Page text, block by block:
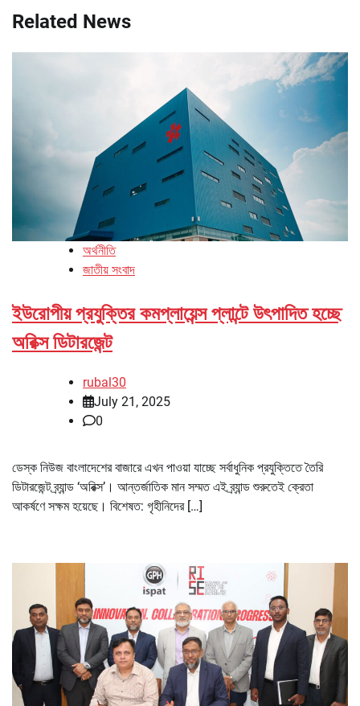
Related News
অর্থনীতি
জাতীয় সংবাদ
ইউরোপীয় প্রযুক্তির কমপ্লায়েন্স প্লান্টে উৎপাদিত হচ্ছে
অরিক্স ডিটারজেন্ট
rubal30
July 21, 2025
0
ডেস্ক নিউজ বাংলাদেশের বাজারে এখন পাওয়া যাচ্ছে সর্বাধুনিক প্রযুক্তিতে তৈরি
ডিটারজেন্ট ব্র্যান্ড ‘অরিক্স’। আন্তর্জাতিক মান সম্মত এই ব্র্যান্ড শুরুতেই ক্রেতা
আকর্ষণে সক্ষম হয়েছে। বিশেষত: গৃহীনিদের […]